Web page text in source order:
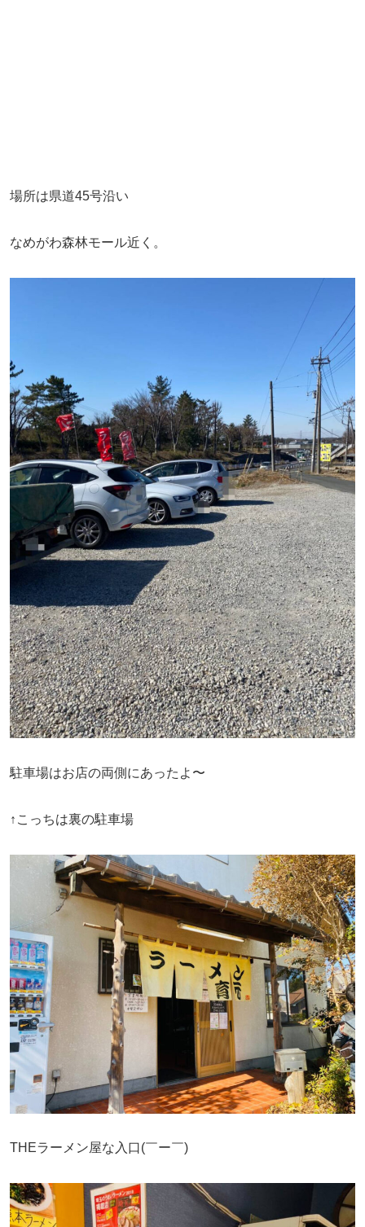
場所は県道45号沿い
なめがわ森林モール近く。
駐車場はお店の両側にあったよ〜
↑こっちは裏の駐車場
THEラーメン屋な入口(￣ー￣)